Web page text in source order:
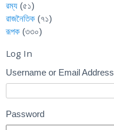
রম্য (৫১)
রাজনৈতিক (৭১)
রূপক (৩৩০)
Log In
Username or Email Address
Password